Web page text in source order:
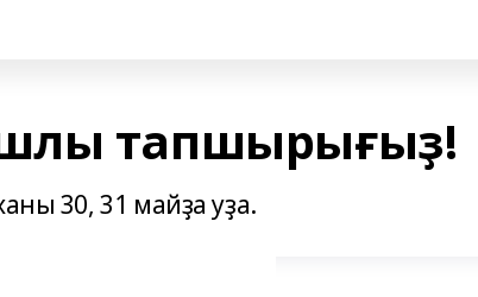
тапшырығыҙ!
30, 31 майҙа уҙа.